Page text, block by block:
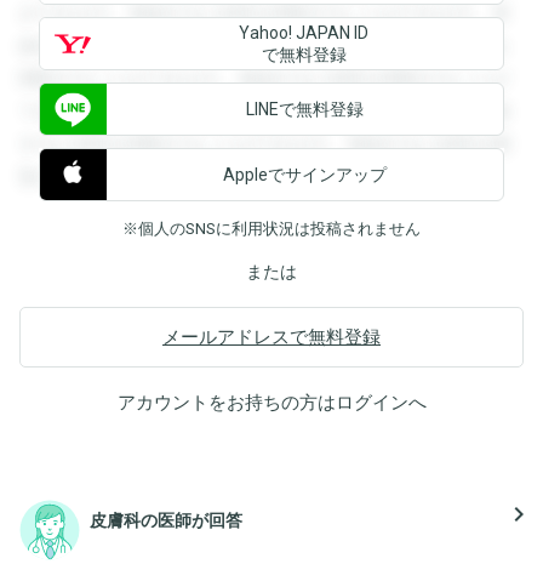
ができます。登録すると回答を閲覧することができます。登
録すると回答を閲覧することができます。登録すると回答を
閲覧することができます。登録すると回答を閲覧することが
できます。登録すると回答を閲覧することができます。登録
すると回答を閲覧することができます。登録すると回答を閲
覧することができます。
Yahoo! JAPAN ID
で無料登録
LINEで無料登録
Appleでサインアップ
※個人のSNSに利用状況は投稿されません
または
メールアドレスで無料登録
アカウントをお持ちの方はログインへ
皮膚科の医師が回答 navigate_next